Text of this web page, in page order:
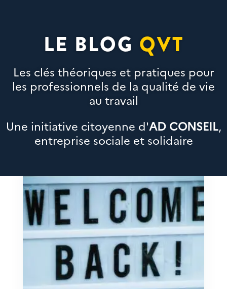
LE BLOG QVT
Les clés théoriques et pratiques pour
les professionnels de la qualité de vie
au travail
Une initiative citoyenne d'AD CONSEIL,
entreprise sociale et solidaire